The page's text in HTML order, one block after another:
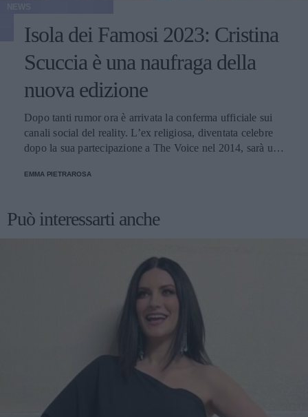
Isola dei Famosi 2023: Cristina
Scuccia è una naufraga della
nuova edizione
Dopo tanti rumor ora è arrivata la conferma ufficiale sui
canali social del reality. L’ex religiosa, diventata celebre
dopo la sua partecipazione a The Voice nel 2014, sarà una
EMMA PIETRAROSA
Può interessarti anche